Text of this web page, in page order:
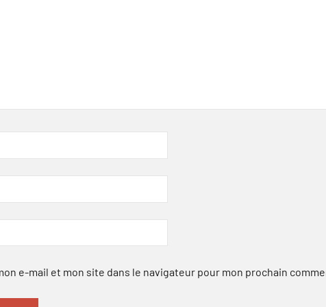
e-mail et mon site dans le navigateur pour mon prochain